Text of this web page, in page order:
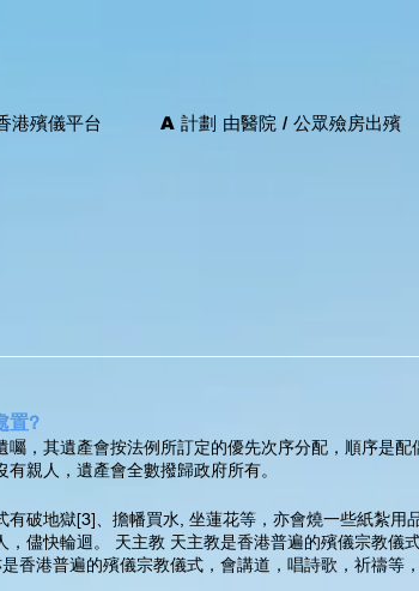
殯儀平台 A 計劃 由醫院 / 公眾殮房出殯
置?
，其遺產會按法例所訂定的優先次序分配，順序是
親人，遺產會全數撥歸政府所有。
破地獄[3]、擔幡買水, 坐蓮花等，亦會燒一些紙紮
儘快輪迴。 天主教 天主教是香港普遍的殯儀宗教儀
香港普遍的殯儀宗教儀式，會講道，唱詩歌，祈禱等